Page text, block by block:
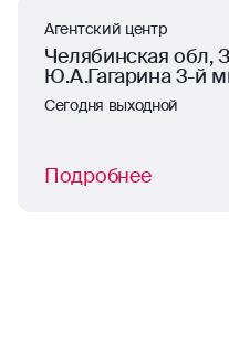
Агентский центр
Челябинская обл,
Ю.А.Гагарина 3-й
Сегодня выходной
Подробнее